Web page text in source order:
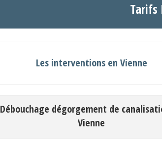
Tarifs
Les interventions en Vienne
Débouchage dégorgement de
Vienne